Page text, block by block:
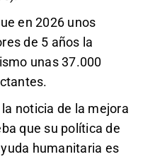
en 2026 unos
de 5 años la
unas 37.000
la noticia de la mejora
que su política de
humanitaria es